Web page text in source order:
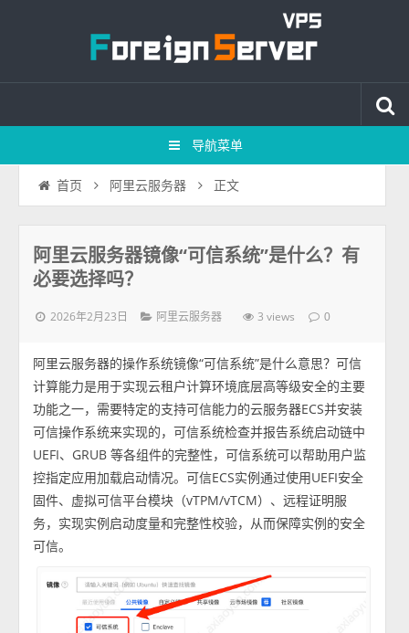
导航菜单
首页 阿里云服务器 正文
阿里云服务器镜像“可信系统”是什么？有
必要选择吗？
2026年2月23日 阿里云服务器 3 views 0
阿里云服务器的操作系统镜像“可信系统”是什么意思？可信
计算能力是用于实现云租户计算环境底层高等级安全的主要
功能之一，需要特定的支持可信能力的云服务器ECS并安装
可信操作系统来实现的，可信系统检查并报告系统启动链中
UEFI、GRUB 等各组件的完整性，可信系统可以帮助用户监
控指定应用加载启动情况。可信ECS实例通过使用UEFI安全
固件、虚拟可信平台模块（vTPM/vTCM）、远程证明服
务，实现实例启动度量和完整性校验，从而保障实例的安全
可信。